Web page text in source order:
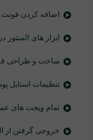
اضافه کردن فونت
ابزار های المنتور
ساخت و طراحی
تنظیمات استایل
تمام ویجت های
خروجی گرفتن از